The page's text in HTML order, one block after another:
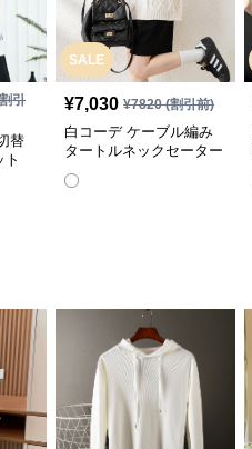
引
替
ト
SALE
¥7,030 ¥7820(割引前)
白コーデ ケーブル編み
タートルネックセーター